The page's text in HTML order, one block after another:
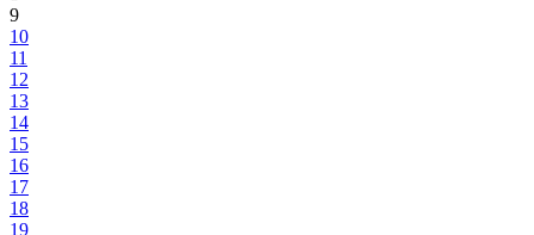
9
10
11
12
13
14
15
16
17
18
19